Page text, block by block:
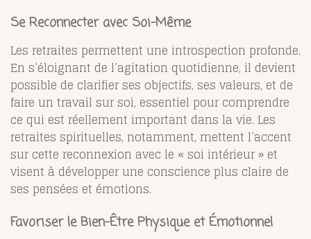
Se Reconnecter avec Soi-Même
Les retraites permettent une introspection profonde.
En s’éloignant de l’agitation quotidienne, il devient
possible de clarifier ses objectifs, ses valeurs, et de
faire un travail sur soi, essentiel pour comprendre
ce qui est réellement important dans la vie. Les
retraites spirituelles, notamment, mettent l’accent
sur cette reconnexion avec le « soi intérieur » et
visent à développer une conscience plus claire de
ses pensées et émotions.
Favoriser le Bien-Être Physique et Émotionnel